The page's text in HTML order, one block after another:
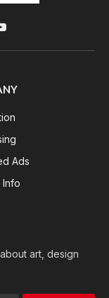
YouTube
Ads
Info
art, design